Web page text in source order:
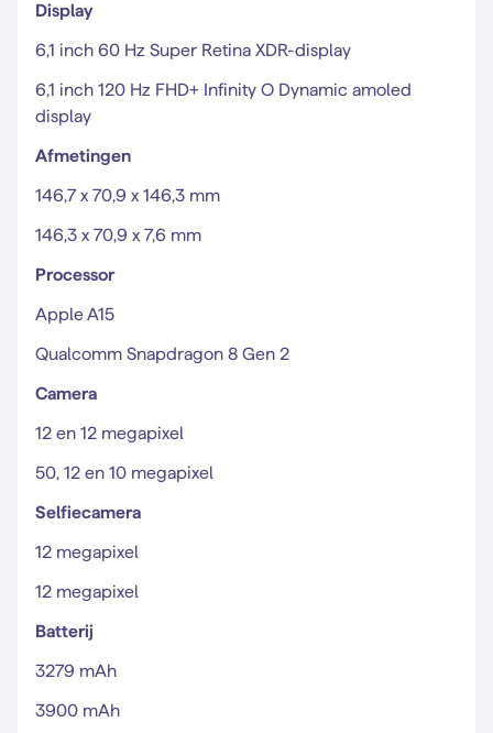
Display
6,1 inch 60 Hz Super Retina XDR-display
6,1 inch 120 Hz FHD+ Infinity O Dynamic amoled
display
Afmetingen
146,7 x 70,9 x 146,3 mm
146,3 x 70,9 x 7,6 mm
Processor
Apple A15
Qualcomm Snapdragon 8 Gen 2
Camera
12 en 12 megapixel
50, 12 en 10 megapixel
Selfiecamera
12 megapixel
12 megapixel
Batterij
3279 mAh
3900 mAh